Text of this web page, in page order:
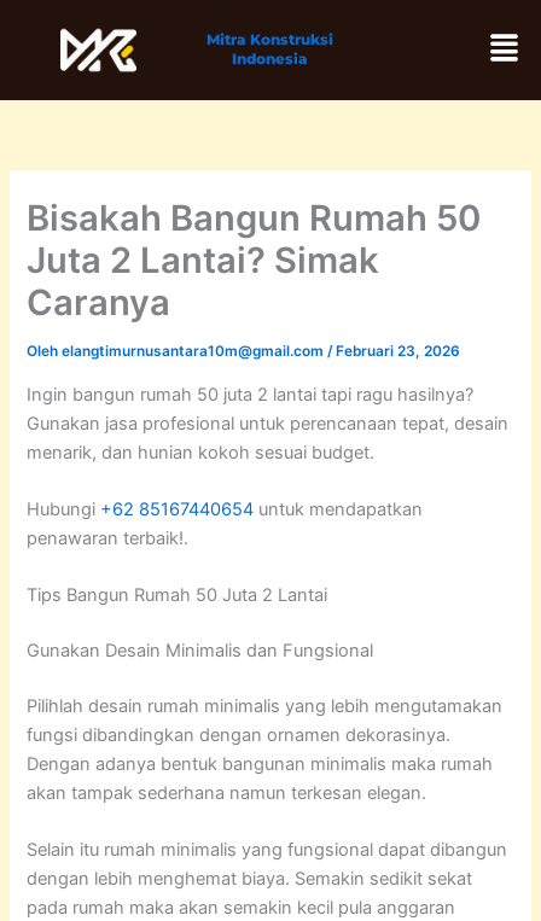
Mitra Konstruksi
Indonesia
Bisakah Bangun Rumah 50
Juta 2 Lantai? Simak
Caranya
Olehelangtimurnusantara10m@gmail.com/ Februari 23, 2026
Ingin bangun rumah 50 juta 2 lantai tapi ragu hasilnya?
Gunakan jasa profesional untuk perencanaan tepat, desain
menarik, dan hunian kokoh sesuai budget.
Hubungi +62 85167440654 untuk mendapatkan
penawaran terbaik!.
Tips Bangun Rumah 50 Juta 2 Lantai
Gunakan Desain Minimalis dan Fungsional
Pilihlah desain rumah minimalis yang lebih mengutamakan
fungsi dibandingkan dengan ornamen dekorasinya.
Dengan adanya bentuk bangunan minimalis maka rumah
akan tampak sederhana namun terkesan elegan.
Selain itu rumah minimalis yang fungsional dapat dibangun
dengan lebih menghemat biaya. Semakin sedikit sekat
pada rumah maka akan semakin kecil pula anggaran